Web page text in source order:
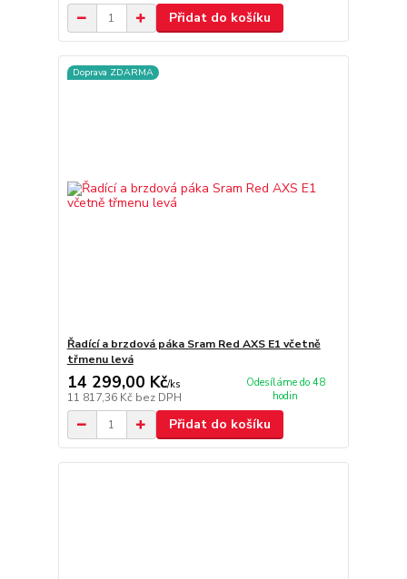
Přidat do košíku
Doprava ZDARMA
Řadící a brzdová páka Sram Red AXS E1 včetně
třmenu levá
14 299,00 Kč/ks
11 817,36 Kč bez DPH
Odesíláme do 48
hodin
Přidat do košíku